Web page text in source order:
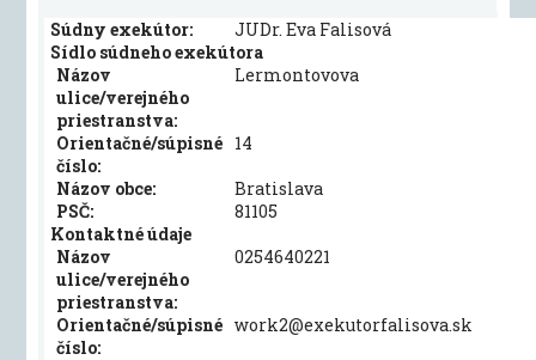
Súdny exekútor:
JUDr. Eva Falisová
Sídlo súdneho exekútora
Názov
ulice/verejného
priestranstva:
Lermontovova
Orientačné/súpisné
číslo:
14
Názov obce:
Bratislava
PSČ:
81105
Kontaktné údaje
Názov
ulice/verejného
priestranstva:
0254640221
Orientačné/súpisné
číslo:
work2@exekutorfalisova.sk